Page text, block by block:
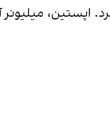
جفری اپستین منتشر